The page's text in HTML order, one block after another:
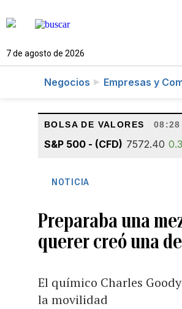
7 de agosto de 2026
Negocios Empresas y
BOLSA DE VALORES 08:28
S&P 500 - (CFD) 7572.40
NOTICIA
Preparaba una
querer creó una
El químico Charles
la movilidad